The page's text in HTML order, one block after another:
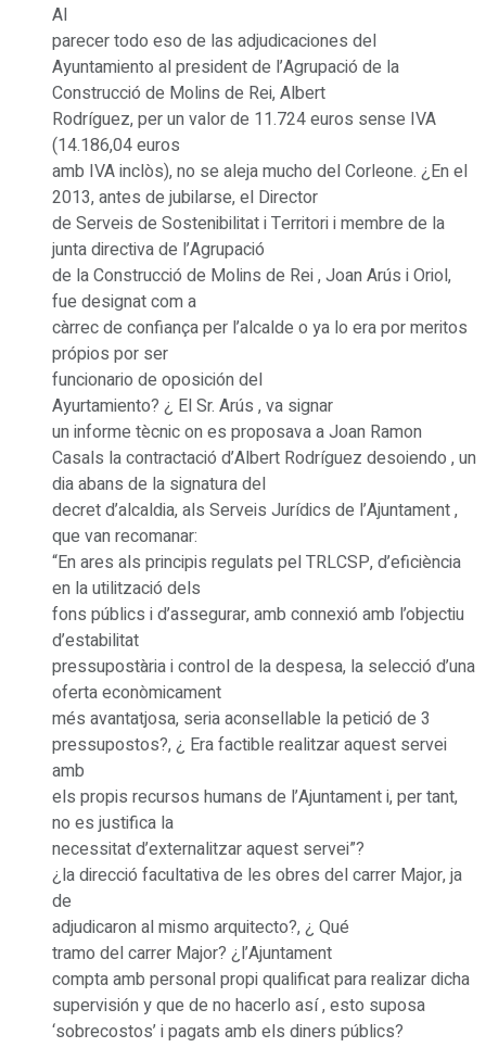
Al
parecer todo eso de las adjudicaciones del
Ayuntamiento al president de l’Agrupació de la
Construcció de Molins de Rei, Albert
Rodríguez, per un valor de 11.724 euros sense IVA
(14.186,04 euros
amb IVA inclòs), no se aleja mucho del Corleone. ¿En el
2013, antes de jubilarse, el Director
de Serveis de Sostenibilitat i Territori i membre de la
junta directiva de l’Agrupació
de la Construcció de Molins de Rei , Joan Arús i Oriol,
fue designat com a
càrrec de confiança per l’alcalde o ya lo era por meritos
própios por ser
funcionario de oposición del
Ayurtamiento? ¿ El Sr. Arús , va signar
un informe tècnic on es proposava a Joan Ramon
Casals la contractació d’Albert Rodríguez desoiendo , un
dia abans de la signatura del
decret d’alcaldia, als Serveis Jurídics de l’Ajuntament ,
que van recomanar:
“En ares als principis regulats pel TRLCSP, d’eficiència
en la utilització dels
fons públics i d’assegurar, amb connexió amb l’objectiu
d’estabilitat
pressupostària i control de la despesa, la selecció d’una
oferta econòmicament
més avantatjosa, seria aconsellable la petició de 3
pressupostos?, ¿ Era factible realitzar aquest servei
amb
els propis recursos humans de l’Ajuntament i, per tant,
no es justifica la
necessitat d’externalitzar aquest servei”?
¿la direcció facultativa de les obres del carrer Major, ja
de
adjudicaron al mismo arquitecto?, ¿ Qué
tramo del carrer Major? ¿l’Ajuntament
compta amb personal propi qualificat para realizar dicha
supervisión y que de no hacerlo así , esto suposa
‘sobrecostos’ i pagats amb els diners públics?